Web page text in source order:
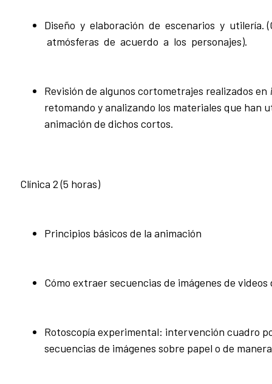
Diseño y elaboración de escenarios y utilería.
atmósferas de acuerdo a los personajes).
Revisión de algunos cortometrajes realizados en
retomando y analizando los materiales que han
animación de dichos cortos.
Clínica 2 (5 horas)
Principios básicos de la animación
Cómo extraer secuencias de imágenes de
Rotoscopía experimental: intervención cuadro
secuencias de imágenes sobre papel o de